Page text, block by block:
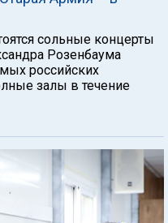
сольные концерты
Розенбаума
российских
залы в течение